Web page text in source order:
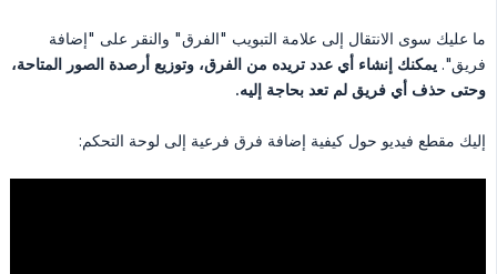
ما عليك سوى الانتقال إلى علامة التبويب "الفرق" والنقر على "إضافة
فريق".
وحتى حذف أي فريق لم تعد بحاجة إليه.
إليك مقطع فيديو حول كيفية إضافة فرق فرعية إلى لوحة التحكم: